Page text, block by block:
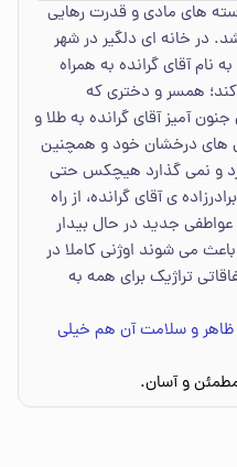
های مادی و قدرت رهایی
در خانه ای دلگیر در شهر
آقای گرانده به همراه
همسر و دختری که
آمیز آقای گرانده به طلا و
های درخشان خود و همچنین
و نمی گذارد هیچکس حتی
ی آقای گرانده، از راه
جدید در حال بیدار
می شوند اوژنی کاملا در
تراژیک برای همه به
ظاهر و سلامت آن هم خیلی
مطمئن و آسان.